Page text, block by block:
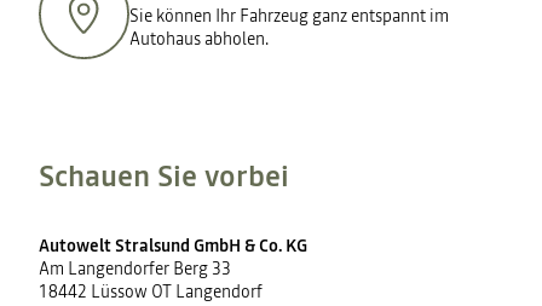
Sie können Ihr Fahrzeug ganz entspannt im
Autohaus abholen.
Schauen Sie vorbei
Autowelt Stralsund GmbH & Co. KG
Am Langendorfer Berg 33
18442 Lüssow OT Langendorf